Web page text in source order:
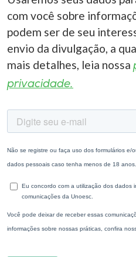
com você sobre
podem ser de seu
envio da divulgação, a
mais detalhes, leia nossa
privacidade.